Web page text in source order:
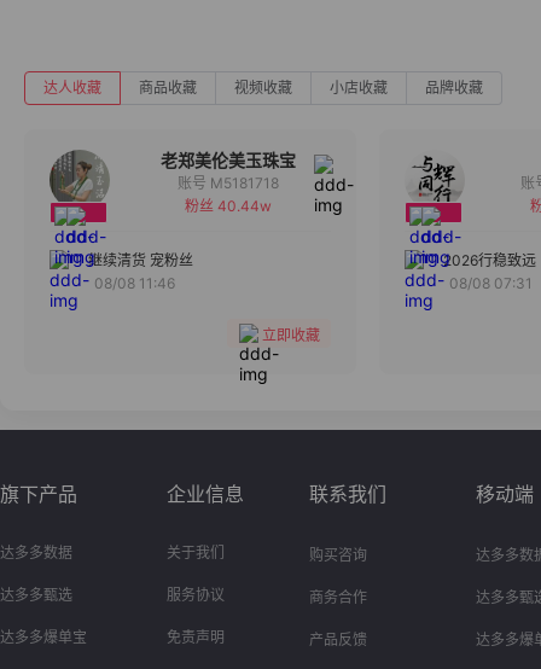
达人收藏 商品收藏 视频收藏 小店收藏 品牌收藏
老郑美伦美玉珠宝
备注
账号 M5181718
粉丝 40.44w
继续清货 宠粉丝
08/08 11:46
立即收藏
2026行稳致远
08/08 07:31
旗下产品
达多多数据
达多多甄选
达多多爆单宝
企业信息
关于我们
服务协议
免责声明
联系我们
购买咨询
商务合作
产品反馈
移动端
达多多数
达多多甄
达多多爆